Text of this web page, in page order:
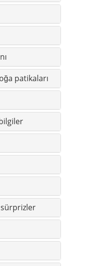
patikaları
sorular
(kısa